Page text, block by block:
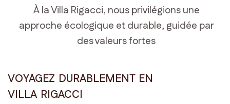
Chambre
Superior
terrasse
Suite
À la Villa Rigacci, nous privilégions une
approche écologique et durable, guidée par
des valeurs fortes
VOYAGEZ DURABLEMENT EN
VILLA RIGACCI